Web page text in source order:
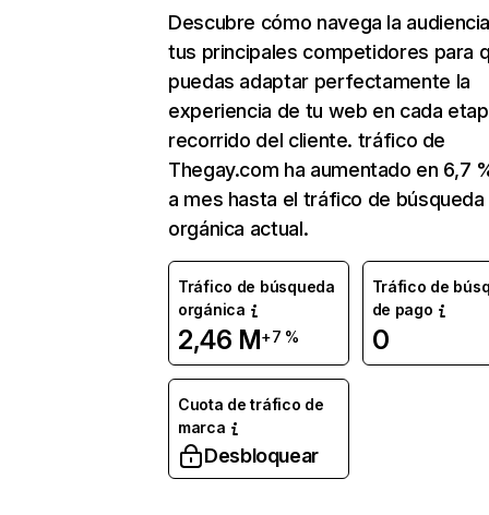
Descubre cómo navega la
tus principales competidores para
puedas adaptar perfectamente la
experiencia de tu web en cada
recorrido del cliente. tráfico de
Thegay.com ha aumentado en 6,7
a mes hasta el tráfico de búsqueda
orgánica actual.
Tráfico de búsqueda
orgánica
2,46 M+7 %
Tráfico de
de pago
0
Cuota de tráfico de
marca
Desbloquear